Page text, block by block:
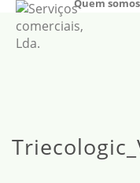
Quem somos